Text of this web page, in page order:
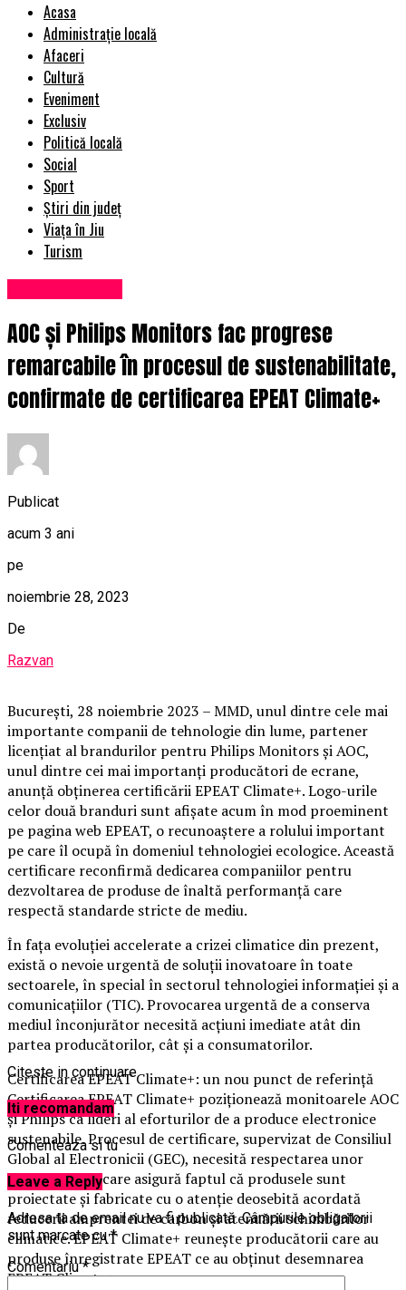
Acasa
Administrație locală
Afaceri
Cultură
Eveniment
Exclusiv
Politică locală
Social
Sport
Știri din județ
Viața în Jiu
Turism
AOC și Philips Monitors fac progrese
remarcabile în procesul de sustenabilitate,
confirmate de certificarea EPEAT Climate+
Publicat
acum 3 ani
pe
noiembrie 28, 2023
De
Razvan
București, 28 noiembrie 2023 – MMD, unul dintre cele mai
importante companii de tehnologie din lume, partener
licențiat al brandurilor pentru Philips Monitors și AOC,
unul dintre cei mai importanți producători de ecrane,
anunță obținerea certificării EPEAT Climate+. Logo-urile
celor două branduri sunt afișate acum în mod proeminent
pe pagina web EPEAT, o recunoaștere a rolului important
pe care îl ocupă în domeniul tehnologiei ecologice. Această
certificare reconfirmă dedicarea companiilor pentru
dezvoltarea de produse de înaltă performanță care
respectă standarde stricte de mediu.
În fața evoluției accelerate a crizei climatice din prezent,
există o nevoie urgentă de soluții inovatoare în toate
sectoarele, în special în sectorul tehnologiei informației și a
comunicațiilor (TIC). Provocarea urgentă de a conserva
mediul înconjurător necesită acțiuni imediate atât din
partea producătorilor, cât și a consumatorilor.
Certificarea EPEAT Climate+: un nou punct de referință
Certificarea EPEAT Climate+ poziționează monitoarele AOC
și Philips ca lideri al eforturilor de a produce electronice
sustenabile. Procesul de certificare, supervizat de Consiliul
Global al Electronicii (GEC), necesită respectarea unor
criterii stricte care asigură faptul că produsele sunt
proiectate și fabricate cu o atenție deosebită acordată
reducerii amprentei de carbon și atenuării schimbărilor
climatice. EPEAT Climate+ reunește producătorii care au
produse înregistrate EPEAT ce au obținut desemnarea
EPEAT Climate+.
Citeste in continuare
Iti recomandam
Comenteaza si tu
Leave a Reply
Adresa ta de email nu va fi publicată. Câmpurile obligatorii
sunt marcate cu*
Comentariu*